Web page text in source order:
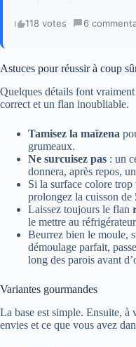
118 votes · 6
Astuces pour réussir à coup
Quelques détails font
correct et un flan inoubliable.
Tamisez la maïzena
grumeaux.
Ne surcuisez pas : un
donnera, après repos,
Si la surface colore
prolongez la cuisson de
Laissez toujours le flan
le mettre au
Beurrez bien le moule,
démoulage parfait,
long des parois avant
Variantes gourmandes
La base est simple. Ensuite, à
envies et ce que vous avez